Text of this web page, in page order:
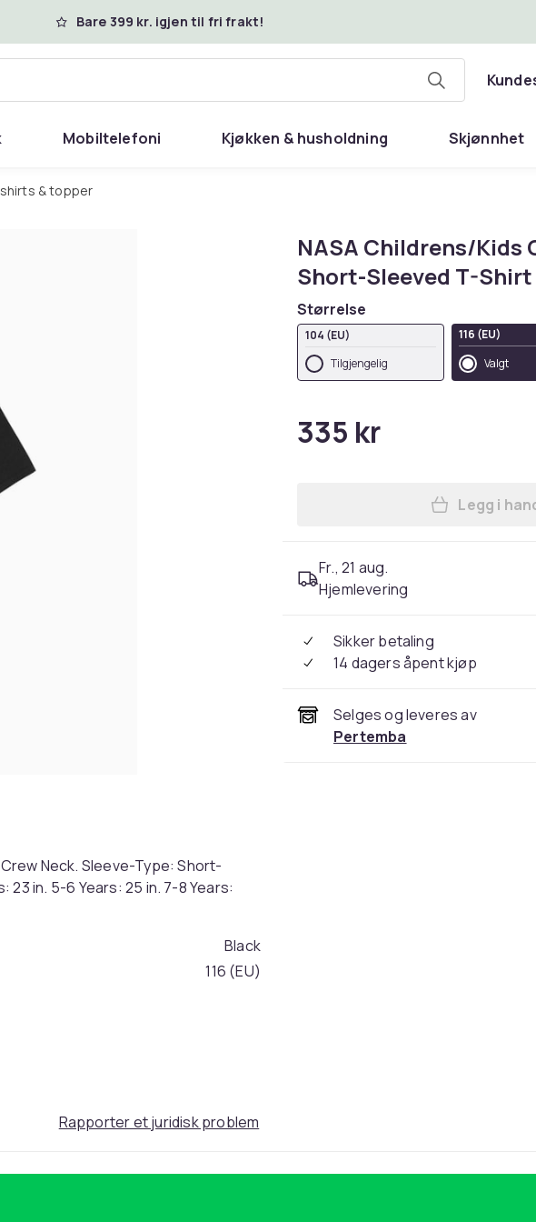
Bare 399 kr. igjen til fri frakt!
Mobiltelefoni Kjøkken & husholdning Skjønnhet
shirts & topper
Neck. Sleeve-Type: Short-
23 in. 5-6 Years: 25 in. 7-8 Years:
Black
116 (EU)
NASA Childrens/Kids
Short-Sleeved T-Shirt
Størrelse
104 (EU)
Tilgjengelig
116 (EU)
Valgt
335 kr
Legg i
Fr., 21 aug.
Hjemlevering
Sikker betaling
14 dagers åpent kjøp
Selges og leveres av
Pertemba
Rapporter et juridisk problem